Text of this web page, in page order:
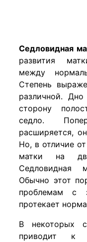
Седловидная
развития
между
Степень
различной.
сторону
седло.
расширяется,
Но, в отличие
матки на
Седловидная
Обычно этот
проблемам с
протекает
В некоторых
приводит к